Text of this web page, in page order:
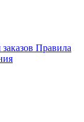
Правила